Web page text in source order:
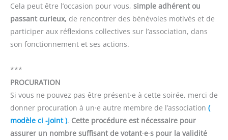
Cela peut être l’occasion pour vous, simple adhérent ou
passant curieux, de rencontrer des bénévoles motivés et de
participer aux réflexions collectives sur l’association, dans
son fonctionnement et ses actions.
***
PROCURATION
Si vous ne pouvez pas être présent·e à cette soirée, merci de
donner procuration à un·e autre membre de l’association (
modèle ci -joint ). Cette procédure est nécessaire pour
assurer un nombre suffisant de votant·e·s pour la validité